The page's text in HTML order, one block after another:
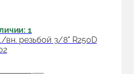
1
резьбой 3/8" R250D